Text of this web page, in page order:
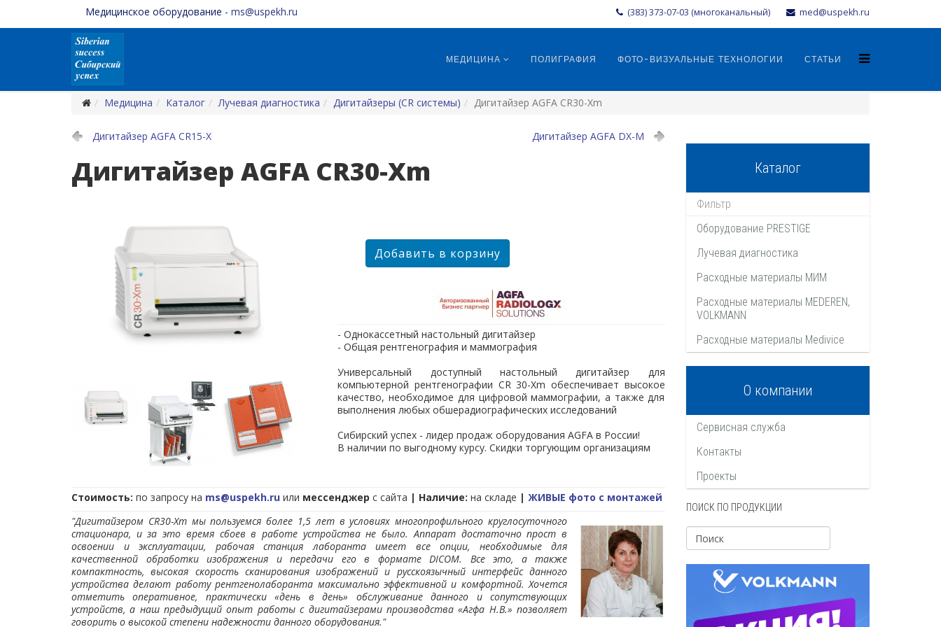
(383) 373-07-03 (многоканальный) med@uspekh.ru
Медицинское оборудование - ms@uspekh.ru
МЕДИЦИНА ПОЛИГРАФИЯ ФОТО-ВИЗУАЛЬНЫЕ ТЕХНОЛОГИИ СТАТЬИ
Медицина Каталог Лучевая диагностика Дигитайзеры (CR системы) Дигитайзер AGFA CR30-Xm
Дигитайзер AGFA CR15-X Дигитайзер AGFA DX-M
Дигитайзер AGFA CR30-Xm
- Однокассетный настольный дигитайзер
- Общая рентгенография и маммография
Универсальный доступный настольный дигитайзер для
компьютерной рентгенографии CR 30-Xm обеспечивает высокое
качество, необходимое для цифровой маммографии, а также для
выполнения любых обшерадиографических исследований
Сибирский успех - лидер продаж оборудования AGFA в России!
В наличии по выгодному курсу. Скидки торгующим организациям
Стоимость: по запросу на ms@uspekh.ru или мессенджер с сайта | Наличие: на складе | ЖИВЫЕ фото с монтажей
"Дигитайзером CR30-Xm мы пользуемся более 1,5 лет в условиях многопрофильного круглосуточного
стационара, и за это время сбоев в работе устройства не было. Аппарат достаточно прост в
освоении и эксплуатации, рабочая станция лаборанта имеет все опции, необходимые для
качественной обработки изображения и передачи его в формате DICOM. Все это, а также
компактность, высокая скорость сканирования изображений и русскоязычный интерфейс данного
устройства делают работу рентгенолаборанта максимально эффективной и комфортной. Хочется
отметить оперативное, практически «день в день» обслуживание данного и сопутствующих
устройств, а наш предыдущий опыт работы с дигитайзерами производства «Агфа Н.В.» позволяет
говорить о высокой степени надежности данного оборудования."
SU_CR30-Xm_Brochure.pdf
По запросу на
ms@uspekh.ru мы можем предоставить:
- демо-диск со снимками, полученными на CR30-Xm
- таблицу технических характеристик дигитайзера CR30-Xm
- требования к помещению для монтажа дигитайзера CR30-Xm
- регистрационное удостоверение на дигитайзер CR30-Xm
Для того, чтобы узнать стоимость дигитайзера CR30-Xm, уточнить характеристики и условия
оплаты -
обратитесь к Вашему персональному менеджеру:
Кононенко Дмитрий Александрович
Руководитель подразделения модернизации медицинского оборудования
т/ф.: (383) 373-07-03 доб. 111 м.т.: +7-913-209-97-24
e-mail:ms@uspekh.ru
Компания"Сибирский успех"
является официальным представителем
компанииAgfa N.V.- одного из мировых лидеров в производстве расходных
Каталог
Оборудование PRESTIGE
Лучевая диагностика
Расходные материалы МИМ
Расходные материалы MEDEREN,
VOLKMANN
Расходные материалы Medivice
О компании
Сервисная служба
Контакты
Проекты
ПОИСК ПО ПРОДУКЦИИ